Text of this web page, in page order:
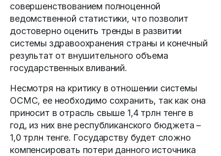
совершенствованием полноценной
ведомственной статистики, что позволит
достоверно оценить тренды в развитии
системы здравоохранения страны и конечный
результат от внушительного объема
государственных вливаний.
Несмотря на критику в отношении системы
ОСМС, ее необходимо сохранить, так как она
приносит в отрасль свыше 1,4 трлн тенге в
год, из них вне республиканского бюджета –
1,0 трлн тенге. Государству будет сложно
компенсировать потери данного источника